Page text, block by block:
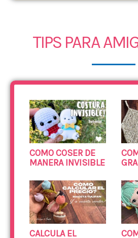
TIPS PARA
COMO COSER DE
MANERA INVISIBLE
CALCULA EL